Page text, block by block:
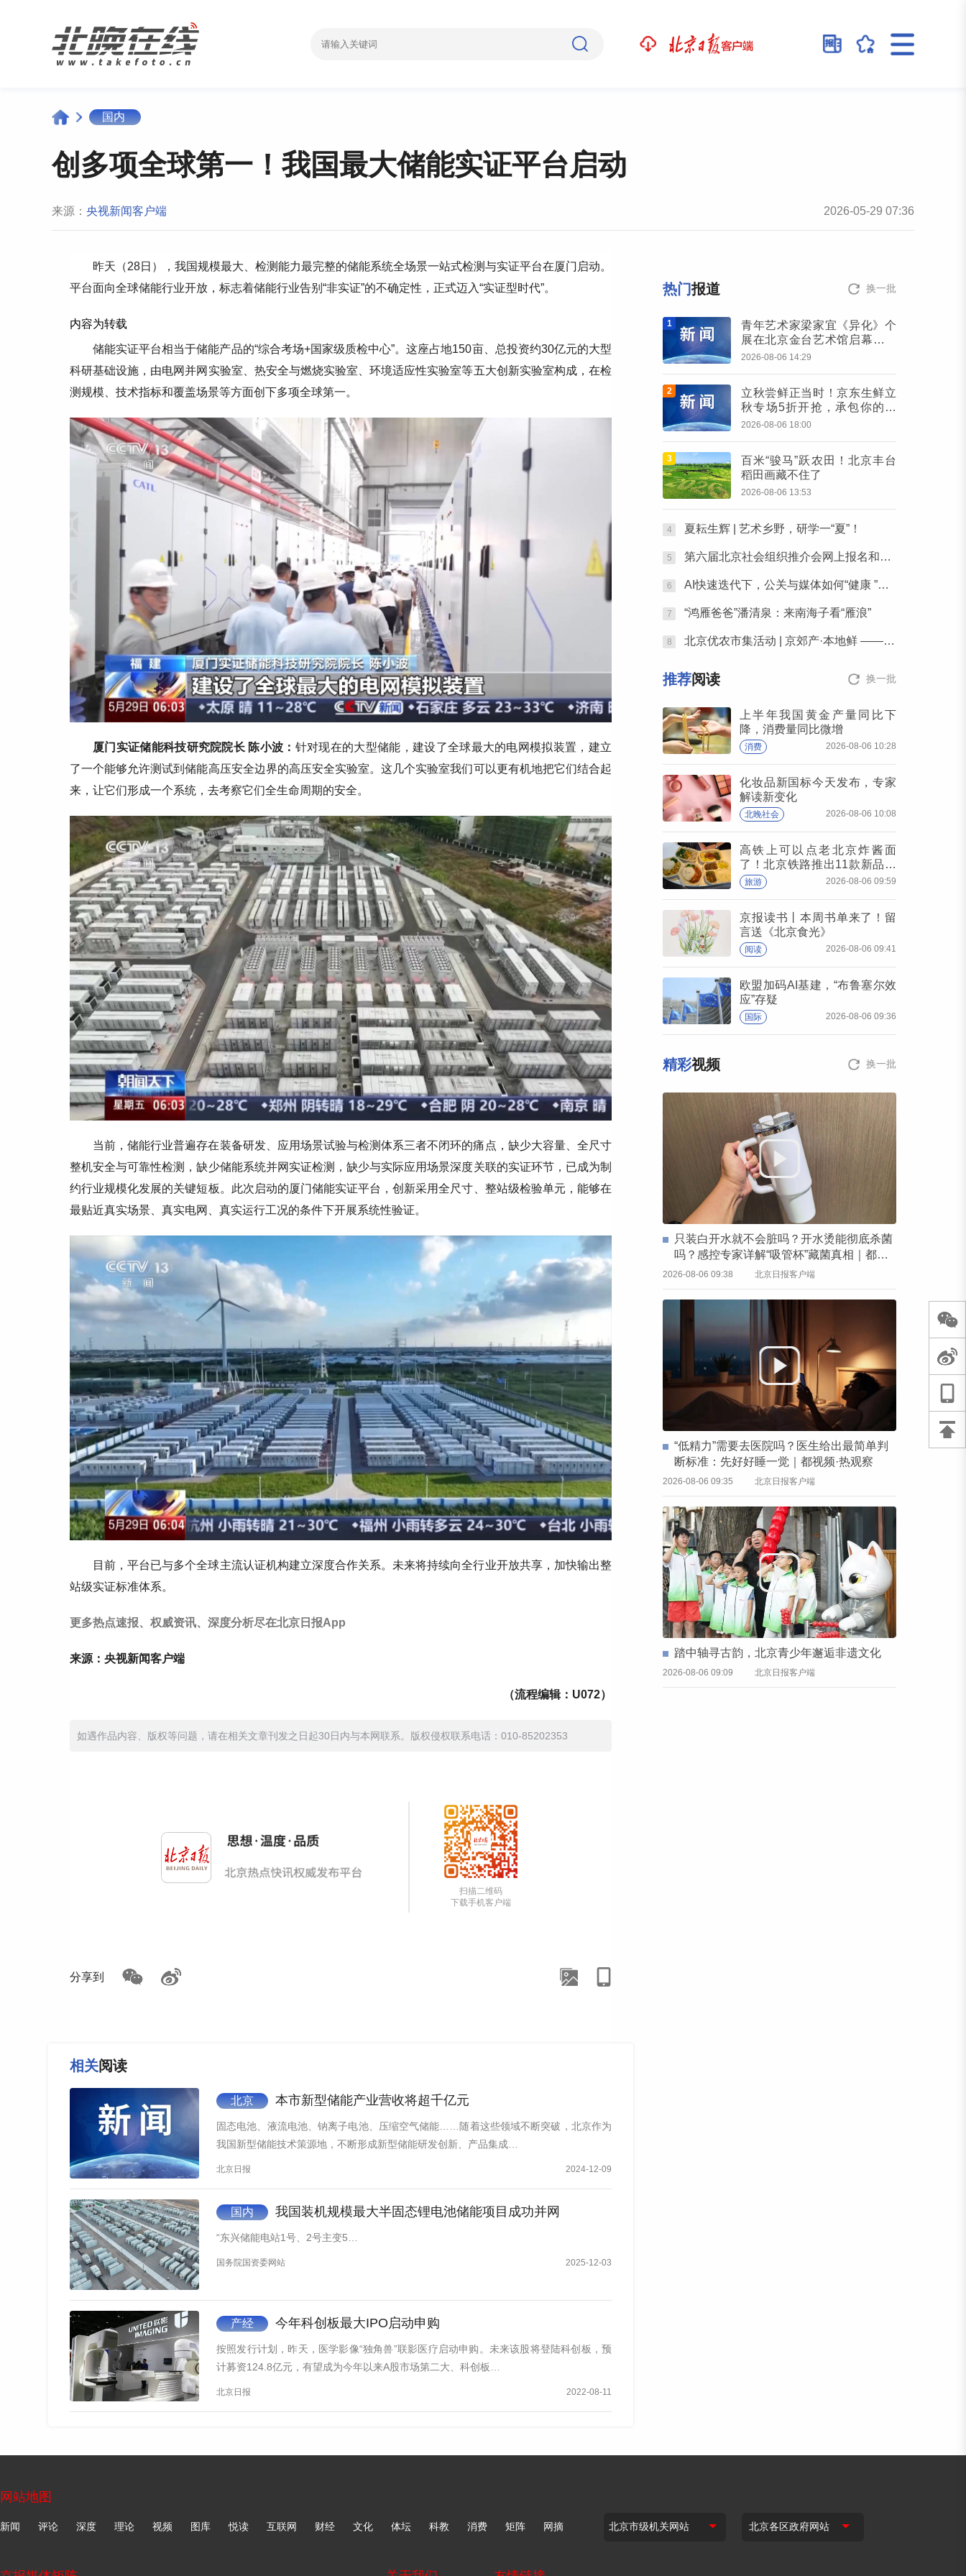
国内
创多项全球第一！我国最大储能实证平台启动
来源： 央视新闻客户端 2026-05-29 07:36
昨天（28日），我国规模最大、检测能力最完整的储能系统全场景一站式检测与实证平台在厦门启动。
平台面向全球储能行业开放，标志着储能行业告别“非实证”的不确定性，正式迈入“实证型时代”。
内容为转载
储能实证平台相当于储能产品的“综合考场+国家级质检中心”。这座占地150亩、总投资约30亿元的大型
科研基础设施，由电网并网实验室、热安全与燃烧实验室、环境适应性实验室等五大创新实验室构成，在检
测规模、技术指标和覆盖场景等方面创下多项全球第一。
厦门实证储能科技研究院院长 陈小波： 针对现在的大型储能，建设了全球最大的电网模拟装置，建立
了一个能够允许测试到储能高压安全边界的高压安全实验室。这几个实验室我们可以更有机地把它们结合起
来，让它们形成一个系统，去考察它们全生命周期的安全。
当前，储能行业普遍存在装备研发、应用场景试验与检测体系三者不闭环的痛点，缺少大容量、全尺寸
整机安全与可靠性检测，缺少储能系统并网实证检测，缺少与实际应用场景深度关联的实证环节，已成为制
约行业规模化发展的关键短板。此次启动的厦门储能实证平台，创新采用全尺寸、整站级检验单元，能够在
最贴近真实场景、真实电网、真实运行工况的条件下开展系统性验证。
目前，平台已与多个全球主流认证机构建立深度合作关系。未来将持续向全行业开放共享，加快输出整
站级实证标准体系。
更多热点速报、权威资讯、深度分析尽在北京日报App
来源：央视新闻客户端
（流程编辑：U072）
如遇作品内容、版权等问题，请在相关文章刊发之日起30日内与本网联系。版权侵权联系电话：010-85202353
扫描二维码
下载手机客户端
分享到
相关阅读
北京 本市新型储能产业营收将超千亿元
固态电池、液流电池、钠离子电池、压缩空气储能……随着这些领域不断突破，北京作为
我国新型储能技术策源地，不断形成新型储能研发创新、产品集成…
北京日报 2024-12-09
国内 我国装机规模最大半固态锂电池储能项目成功并网
“东兴储能电站1号、2号主变5…
国务院国资委网站 2025-12-03
产经 今年科创板最大IPO启动申购
按照发行计划，昨天，医学影像“独角兽”联影医疗启动申购。未来该股将登陆科创板，预
计募资124.8亿元，有望成为今年以来A股市场第二大、科创板…
北京日报 2022-08-11
热门报道 换一批
1
青年艺术家梁家宜《异化》个
展在北京金台艺术馆启幕：以
先锋艺术跨界公益，探寻“身体
2026-08-06 14:29
2
立秋尝鲜正当时！京东生鲜立
秋专场5折开抢，承包你的秋
日餐桌
2026-08-06 18:00
3
百米“骏马”跃农田！北京丰台
稻田画藏不住了
2026-08-06 13:53
4 夏耘生辉 | 艺术乡野，研学一“夏”！
5 第六届北京社会组织推介会网上报名和素材征集通知
6 AI快速迭代下，公关与媒体如何“健康 ”行之张北草原主题活动圆满落幕
7 “鸿雁爸爸”潘清泉：来南海子看“雁浪”
8 北京优农市集活动 | 京郊产·本地鲜 ——本周六，去朝阳公园“鲜”起来！
推荐阅读 换一批
上半年我国黄金产量同比下
降，消费量同比微增
消费 2026-08-06 10:28
化妆品新国标今天发布，专家
解读新变化
北晚社会 2026-08-06 10:08
高铁上可以点老北京炸酱面
了！北京铁路推出11款新品高
铁餐
旅游 2026-08-06 09:59
京报读书丨本周书单来了！留
言送《北京食光》
阅读 2026-08-06 09:41
欧盟加码AI基建，“布鲁塞尔效
应”存疑
国际 2026-08-06 09:36
精彩视频 换一批
只装白开水就不会脏吗？开水烫能彻底杀菌
吗？感控专家详解“吸管杯”藏菌真相｜都视
频·热观察
2026-08-06 09:38 北京日报客户端
“低精力”需要去医院吗？医生给出最简单判
断标准：先好好睡一觉｜都视频·热观察
2026-08-06 09:35 北京日报客户端
踏中轴寻古韵，北京青少年邂逅非遗文化
2026-08-06 09:09 北京日报客户端
网站地图
新闻 评论 深度 理论 视频 图库 悦读 互联网 财经 文化 体坛 科教 消费 矩阵 网摘